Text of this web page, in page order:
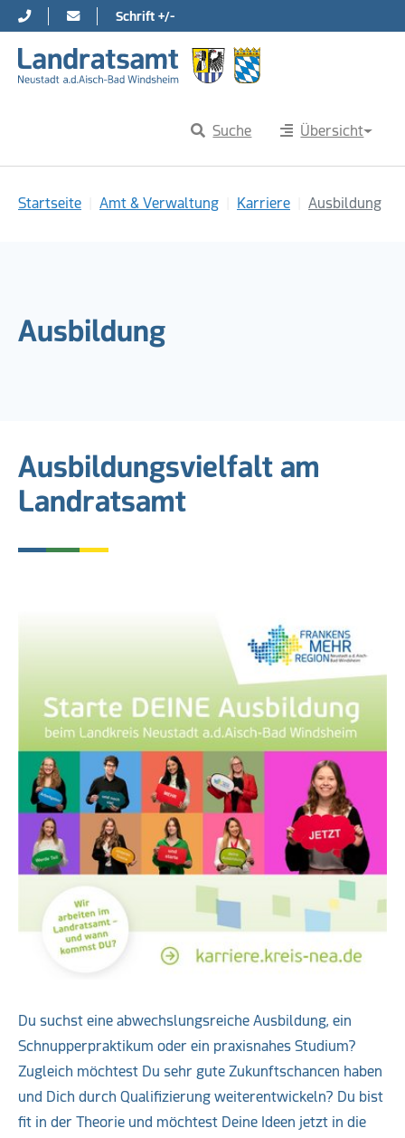
Direkt zur Hauptnavigation springen
Direkt zum Inhalt springen
Schrift +/-
Suche Übersicht
Startseite Amt & Verwaltung Karriere Ausbildung
Ausbildung
Ausbildungsvielfalt am
Landratsamt
Du suchst eine abwechslungsreiche Ausbildung, ein
Schnupperpraktikum oder ein praxisnahes Studium?
Zugleich möchtest Du sehr gute Zukunftschancen haben
und Dich durch Qualifizierung weiterentwickeln? Du bist
fit in der Theorie und möchtest Deine Ideen jetzt in die